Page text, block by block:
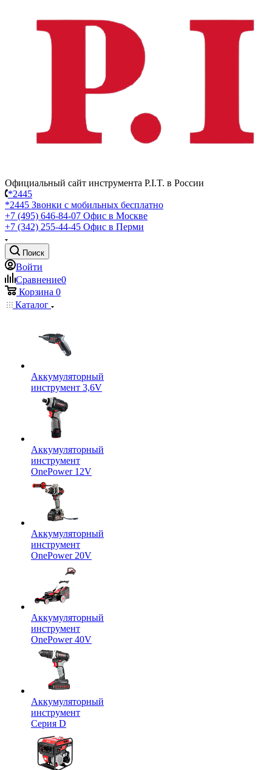
Официальный сайт инструмента P.I.T. в России
*2445
*2445 Звонки с мобильных бесплатно
+7 (495) 646-84-07 Офис в Москве
+7 (342) 255-44-45 Офис в Перми
Поиск
Войти
Сравнение0
Корзина 0
Каталог
Аккумуляторный
инструмент 3,6V
Аккумуляторный
инструмент
OnePower 12V
Аккумуляторный
инструмент
OnePower 20V
Аккумуляторный
инструмент
OnePower 40V
Аккумуляторный
инструмент
Серия D